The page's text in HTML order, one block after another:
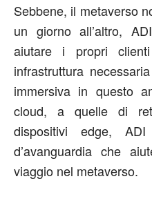
Sebbene, il metaverso
un giorno all’altro,
aiutare i propri
infrastruttura
immersiva in questo
cloud, a quelle di
dispositivi edge,
d’avanguardia che
viaggio nel metaverso.